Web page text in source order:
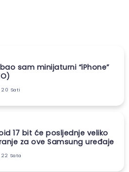
sam minijaturni “iPhone”
20 Sati
17 bit će posljednje veliko
za ove Samsung uređaje
22 Sata